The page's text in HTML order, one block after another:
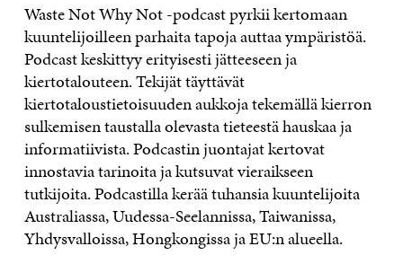
Waste Not Why Not -podcast pyrkii kertomaan
kuuntelijoilleen parhaita tapoja auttaa ympäristöä.
Podcast keskittyy erityisesti jätteeseen ja
kiertotalouteen. Tekijät täyttävät
kiertotaloustietoisuuden aukkoja tekemällä kierron
sulkemisen taustalla olevasta tieteestä hauskaa ja
informatiivista. Podcastin juontajat kertovat
innostavia tarinoita ja kutsuvat vieraikseen
tutkijoita. Podcastilla kerää tuhansia kuuntelijoita
Australiassa, Uudessa-Seelannissa, Taiwanissa,
Yhdysvalloissa, Hongkongissa ja EU:n alueella.